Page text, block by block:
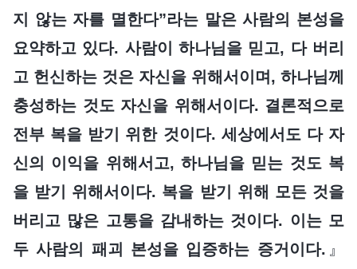
지 않는 자를 멸한다”라는 말은 사람의 본성을
요약하고 있다. 사람이 하나님을 믿고, 다 버리
고 헌신하는 것은 자신을 위해서이며, 하나님께
충성하는 것도 자신을 위해서이다. 결론적으로
전부 복을 받기 위한 것이다. 세상에서도 다 자
신의 이익을 위해서고, 하나님을 믿는 것도 복
을 받기 위해서이다. 복을 받기 위해 모든 것을
버리고 많은 고통을 감내하는 것이다. 이는 모
두 사람의 패괴 본성을 입증하는 증거이다. 』